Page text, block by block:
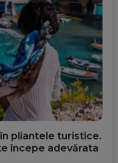
pliantele turistice.
începe adevărata